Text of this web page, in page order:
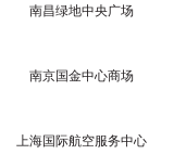
南昌绿地中央广场
南京国金中心商场
上海国际航空服务中心